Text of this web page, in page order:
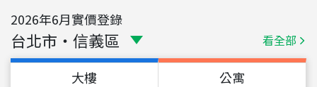
2026年6月實價登錄
台北市 ・ 信義區 看全部
大樓 公寓